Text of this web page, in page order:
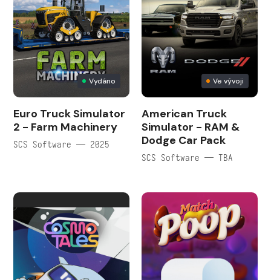
Vydáno
Euro Truck Simulator
2 - Farm Machinery
SCS Software — 2025
Ve vývoji
American Truck
Simulator - RAM &
Dodge Car Pack
SCS Software — TBA